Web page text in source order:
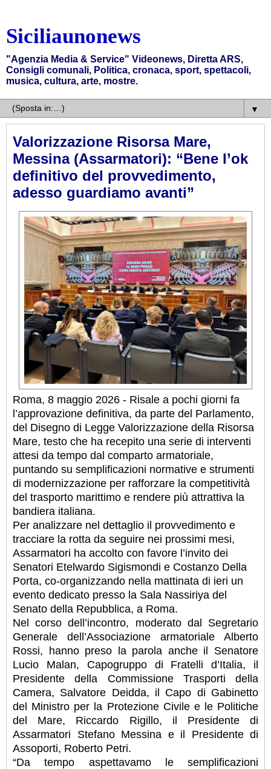
Siciliaunonews
"Agenzia Media & Service" Videonews, Diretta ARS,
Consigli comunali, Politica, cronaca, sport, spettacoli,
musica, cultura, arte, mostre.
▼
Valorizzazione Risorsa Mare,
Messina (Assarmatori): “Bene l’ok
definitivo del provvedimento,
adesso guardiamo avanti”
Roma, 8 maggio 2026 - Risale a pochi giorni fa
l’approvazione definitiva, da parte del Parlamento,
del Disegno di Legge Valorizzazione della Risorsa
Mare, testo che ha recepito una serie di interventi
attesi da tempo dal comparto armatoriale,
puntando su semplificazioni normative e strumenti
di modernizzazione per rafforzare la competitività
del trasporto marittimo e rendere più attrattiva la
bandiera italiana.
Per analizzare nel dettaglio il provvedimento e
tracciare la rotta da seguire nei prossimi mesi,
Assarmatori ha accolto con favore l’invito dei
Senatori Etelwardo Sigismondi e Costanzo Della
Porta, co-organizzando nella mattinata di ieri un
evento dedicato presso la Sala Nassiriya del
Senato della Repubblica, a Roma.
Nel corso dell’incontro, moderato dal Segretario
Generale dell’Associazione armatoriale Alberto
Rossi, hanno preso la parola anche il Senatore
Lucio Malan, Capogruppo di Fratelli d’Italia, il
Presidente della Commissione Trasporti della
Camera, Salvatore Deidda, il Capo di Gabinetto
del Ministro per la Protezione Civile e le Politiche
del Mare, Riccardo Rigillo, il Presidente di
Assarmatori Stefano Messina e il Presidente di
Assoporti, Roberto Petri.
“Da tempo aspettavamo le semplificazioni